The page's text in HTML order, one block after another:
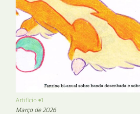
Artifício #1
Março de 2026